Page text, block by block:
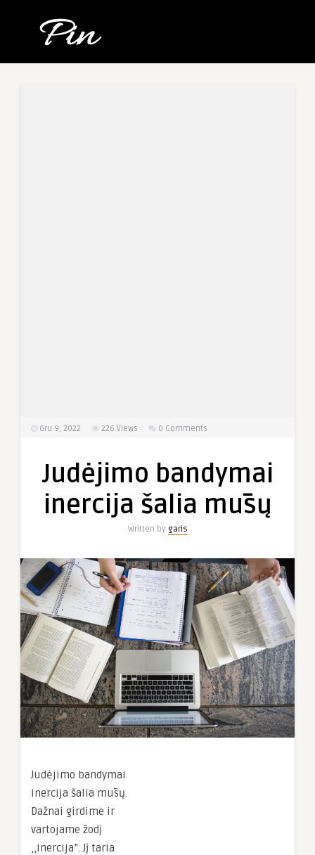
Gru 9, 2022 226 Views 0 Comments
Judėjimo bandymai
inercija šalia mūsų
Written by garis
Judėjimo bandymai
inercija šalia mūsų.
Dažnai girdime ir
vartojame žodį
,,inercija”. Jį taria